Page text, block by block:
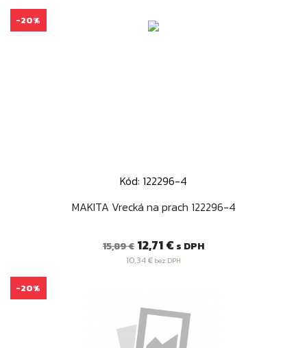
Kód: 122296-4
MAKITA Vrecká na prach 122296-4
Bežná
cena
15,89 € Cena
12,71 € s DPH
10,34 € bez DPH
-20%
-20%